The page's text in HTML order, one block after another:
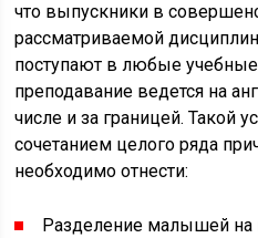
что выпускники в
рассматриваемой
поступают в любые
преподавание ведется на
числе и за границей. Такой
сочетанием целого ряда
необходимо отнести:
Разделение малышей на